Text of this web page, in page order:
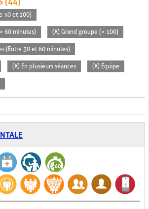
30 et 100)
60 minutes) (X) Grand groupe (> 100)
(Entre 30 et 60 minutes)
(X) En plusieurs séances (X) Équipe